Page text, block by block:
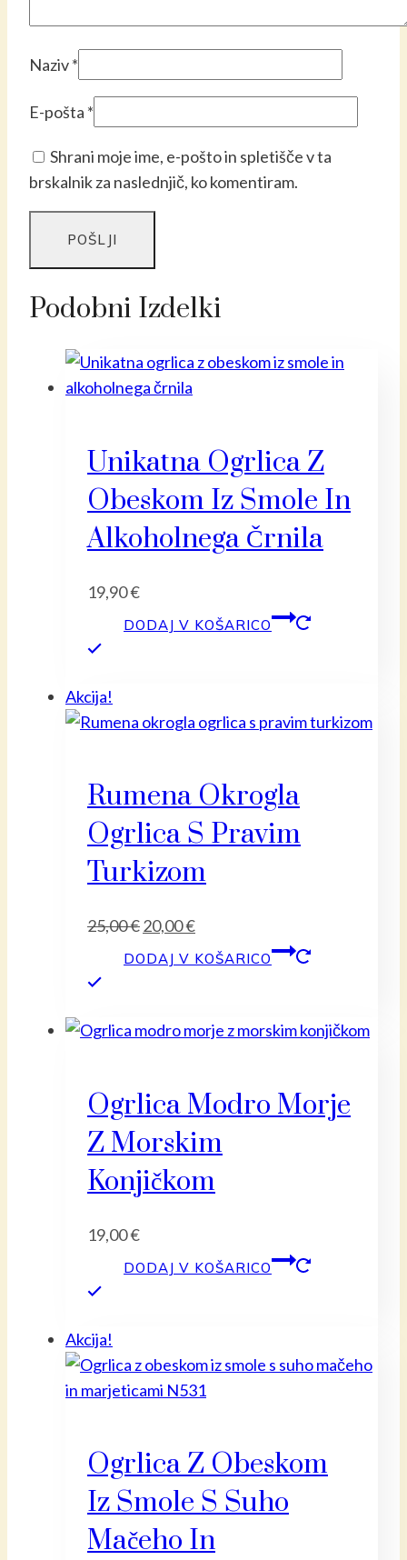
Naziv*
E-pošta *
Shrani moje ime, e-pošto in spletišče v ta
brskalnik za naslednjič, ko komentiram.
Podobni Izdelki
Unikatna Ogrlica Z
Obeskom Iz Smole In
Alkoholnega Črnila
19,90€
DODAJ V KOŠARICO
Akcija!
Rumena Okrogla
Ogrlica S Pravim
Turkizom
25,00€Izvirna
cena
25,00 €.
20,00€Trenutna
cena
DODAJ V KOŠARICO
Ogrlica Modro Morje
Z Morskim
Konjičkom
19,00€
DODAJ V KOŠARICO
Akcija!
Ogrlica Z Obeskom
Iz Smole S Suho
Mačeho In